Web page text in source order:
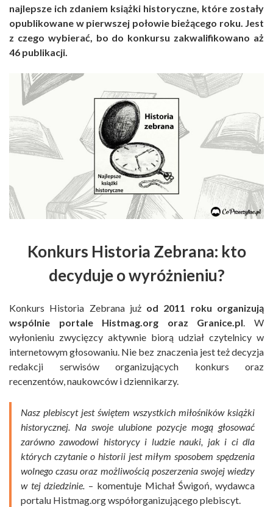
najlepsze ich zdaniem książki historyczne, które zostały
opublikowane w pierwszej połowie bieżącego roku. Jest
z czego wybierać, bo do konkursu zakwalifikowano aż
46 publikacji.
Konkurs Historia Zebrana: kto
decyduje o wyróżnieniu?
Konkurs Historia Zebrana już od 2011 roku organizują
wspólnie portale Histmag.org oraz Granice.pl. W
wyłonieniu zwycięzcy aktywnie biorą udział czytelnicy w
internetowym głosowaniu. Nie bez znaczenia jest też decyzja
redakcji serwisów organizujących konkurs oraz
recenzentów, naukowców i dziennikarzy.
Nasz plebiscyt jest świętem wszystkich miłośników książki
historycznej. Na swoje ulubione pozycje mogą głosować
zarówno zawodowi historycy i ludzie nauki, jak i ci dla
których czytanie o historii jest miłym sposobem spędzenia
wolnego czasu oraz możliwością poszerzenia swojej wiedzy
w tej dziedzinie. – komentuje Michał Świgoń, wydawca
portalu Histmag.org współorganizującego plebiscyt.